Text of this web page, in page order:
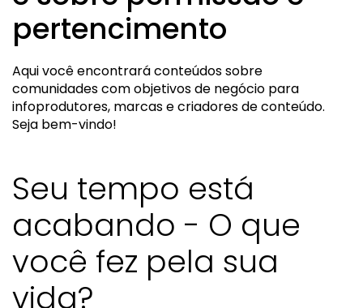
pertencimento
Aqui você encontrará conteúdos sobre
comunidades com objetivos de negócio para
infoprodutores, marcas e criadores de conteúdo.
Seja bem-vindo!
Seu tempo está
acabando - O que
você fez pela sua
vida?